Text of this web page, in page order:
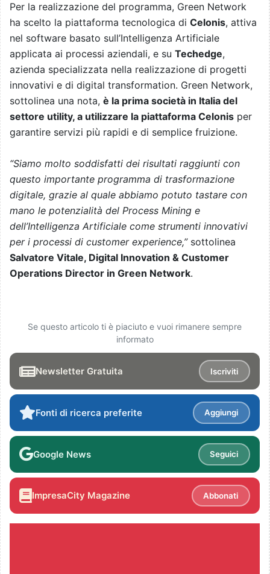
Per la realizzazione del programma, Green Network
ha scelto la piattaforma tecnologica di Celonis, attiva
nel software basato sull’Intelligenza Artificiale
applicata ai processi aziendali, e su Techedge,
azienda specializzata nella realizzazione di progetti
innovativi e di digital transformation. Green Network,
sottolinea una nota, è la prima società in Italia del
settore utility, a utilizzare la piattaforma Celonis per
garantire servizi più rapidi e di semplice fruizione.
“Siamo molto soddisfatti dei risultati raggiunti con
questo importante programma di trasformazione
digitale, grazie al quale abbiamo potuto tastare con
mano le potenzialità del Process Mining e
dell’Intelligenza Artificiale come strumenti innovativi
per i processi di customer experience,” sottolinea
Salvatore Vitale, Digital Innovation & Customer
Operations Director in Green Network.
Se questo articolo ti è piaciuto e vuoi rimanere sempre
informato
Newsletter Gratuita Iscriviti
Fonti di ricerca preferite Aggiungi
Google News Seguici
ImpresaCity Magazine Abbonati